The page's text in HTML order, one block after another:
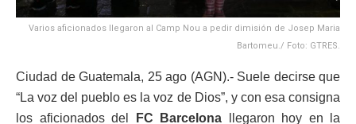
Varios aficionados llegaron al Camp Nou a pedir dimisión de Josep Maria
Bartomeu./ Foto: GTRES.
Ciudad de Guatemala, 25 ago (AGN).- Suele decirse que
“La voz del pueblo es la voz de Dios”, y con esa consigna
los aficionados del
FC Barcelona llegaron hoy en la